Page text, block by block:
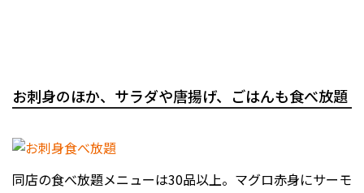
お刺身のほか、サラダや唐揚げ、ごはんも食べ放題
同店の食べ放題メニューは30品以上。マグロ赤身にサーモ